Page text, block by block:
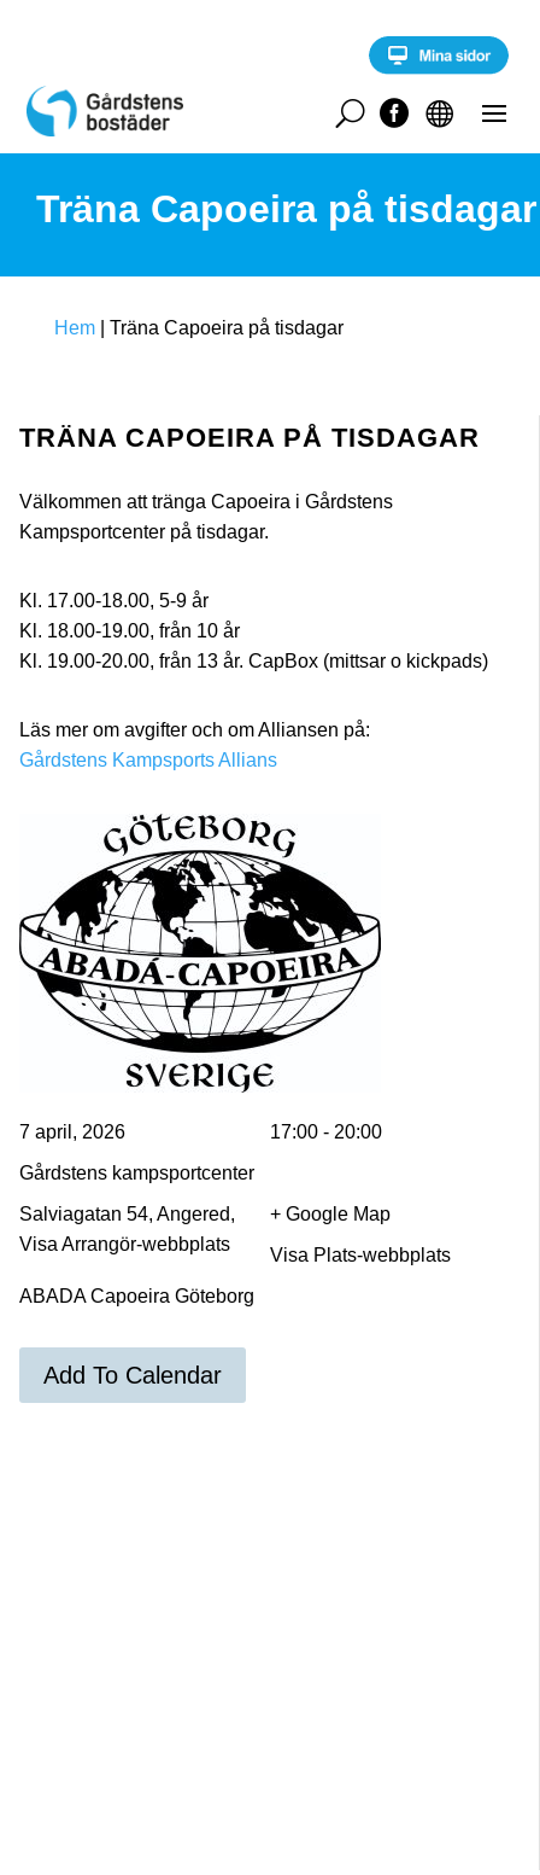
c
n


U
Träna Capoeira på tisdagar
Hem Träna Capoeira på tisdagar
TRÄNA CAPOEIRA PÅ TISDAGAR
Välkommen att tränga Capoeira i Gårdstens
Kampsportcenter på tisdagar.
Kl. 17.00-18.00, 5-9 år
Kl. 18.00-19.00, från 10 år
Kl. 19.00-20.00, från 13 år. CapBox (mittsar o kickpads)
Läs mer om avgifter och om Alliansen på:
Gårdstens Kampsports Allians
7 april, 2026
17:00 - 20:00
Gårdstens kampsportcenter
Salviagatan 54, Angered,
+ Google Map
Visa Plats-webbplats
ABADA Capoeira Göteborg
Visa Arrangör-webbplats
Add To Calendar